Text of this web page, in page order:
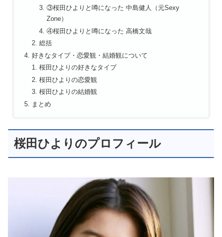
③桜田ひよりと噂になった 中島健人（元Sexy
Zone）
④桜田ひよりと噂になった 高橋文哉
総括
好きなタイプ・恋愛観・結婚観について
桜田ひよりの好きなタイプ
桜田ひよりの恋愛観
桜田ひよりの結婚観
まとめ
桜田ひよりのプロフィール